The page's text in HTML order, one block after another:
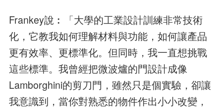
Frankey說︰「大學的工業設計訓練非常技術
化，它教我如何理解材料與功能，如何讓產品
更有效率、更標準化。但同時，我一直想挑戰
這些標準。我曾經把微波爐的門設計成像
Lamborghini的剪刀門，雖然只是個實驗，卻讓
我意識到，當你對熟悉的物件作出小小改變，